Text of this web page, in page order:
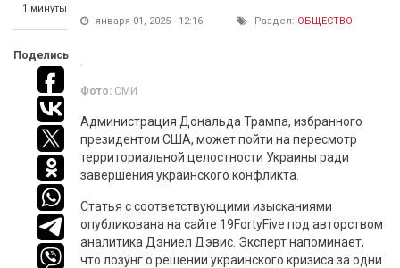
1 минуты
Поделись
января 01, 2025 - 12:16 Раздел: ОБЩЕСТВО
Фото: СМИ
Администрация Дональда Трампа, избранного
президентом США, может пойти на пересмотр
территориальной целостности Украины ради
завершения украинского конфликта.
Статья с соответствующими изысканиями
опубликована на сайте 19FortyFive под авторством
аналитика Дэниел Дэвис. Эксперт напоминает,
что лозунг о решении украинского кризиса за одни